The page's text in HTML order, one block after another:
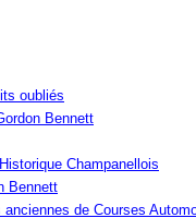
oubliés
Bennett
Champanellois
Bennett
de Courses